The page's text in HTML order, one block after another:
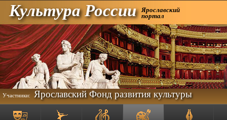
Культура России Ярославский
портал
Участники: Ярославский Фонд развития культуры